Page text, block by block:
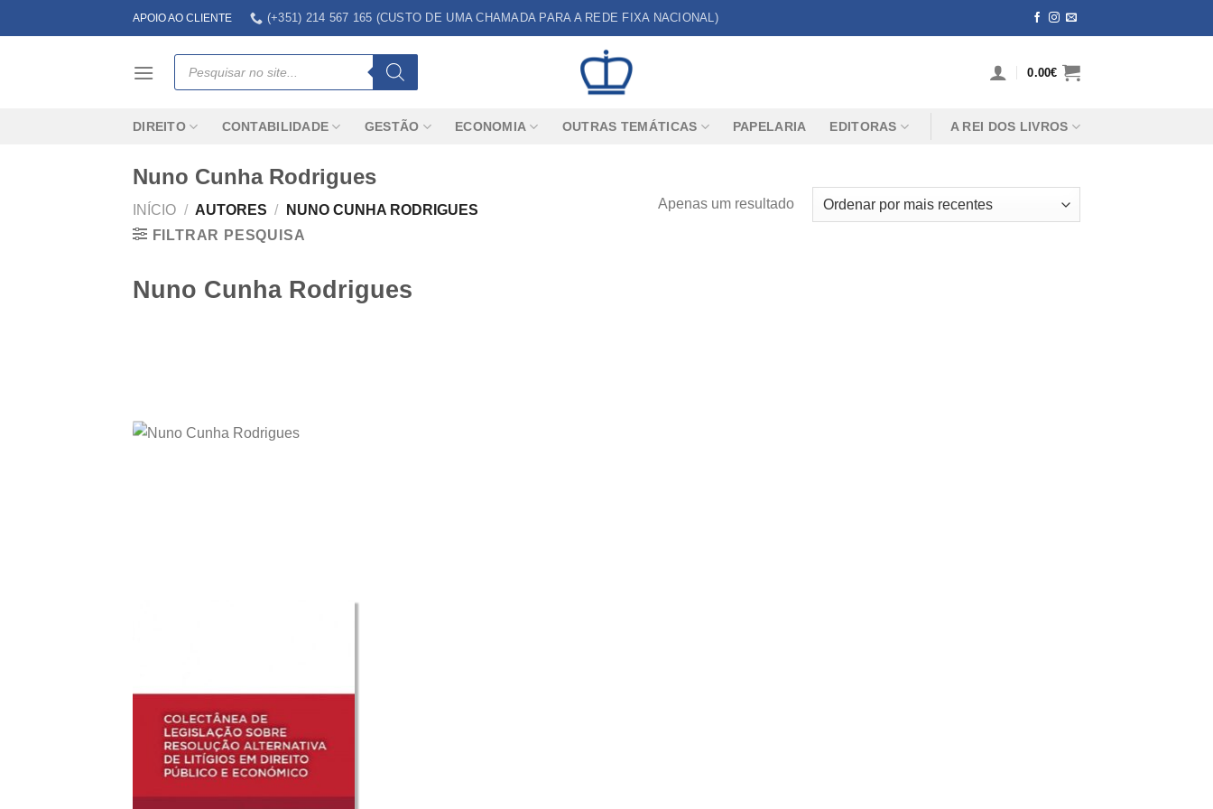
to
APOIO AO CLIENTE (+351) 214 567 165 (CUSTO DE UMA CHAMADA PARA A REDE FIXA NACIONAL)
Products
search
0.00€
DIREITO CONTABILIDADE GESTÃO ECONOMIA OUTRAS TEMÁTICAS PAPELARIA EDITORAS A REI DOS LIVROS
Nuno Cunha Rodrigues
INÍCIO / AUTORES /
NUNO CUNHA RODRIGUES
FILTRAR PESQUISA
Apenas um resultado
Nuno Cunha Rodrigues